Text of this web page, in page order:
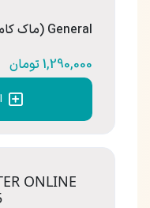
General (ماک کامپیوتری نمره به همراه تحلیل)
1,290,000 تومان
ONLINE